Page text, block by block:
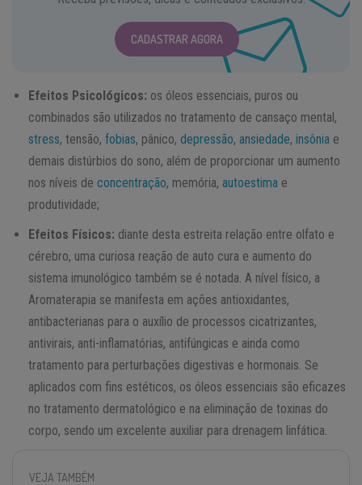
CADASTRAR AGORA
Efeitos Psicológicos: os óleos essenciais, puros ou
combinados são utilizados no tratamento de cansaço mental,
stress, tensão, fobias, pânico, depressão, ansiedade, insônia e
demais distúrbios do sono, além de proporcionar um aumento
nos níveis de concentração, memória, autoestima e
produtividade;
Efeitos Físicos: diante desta estreita relação entre olfato e
cérebro, uma curiosa reação de auto cura e aumento do
sistema imunológico também se é notada. A nível físico, a
Aromaterapia se manifesta em ações antioxidantes,
antibacterianas para o auxílio de processos cicatrizantes,
antivirais, anti-inflamatórias, antifúngicas e ainda como
tratamento para perturbações digestivas e hormonais. Se
aplicados com fins estéticos, os óleos essenciais são eficazes
no tratamento dermatológico e na eliminação de toxinas do
corpo, sendo um excelente auxiliar para drenagem linfática.
VEJA TAMBÉM